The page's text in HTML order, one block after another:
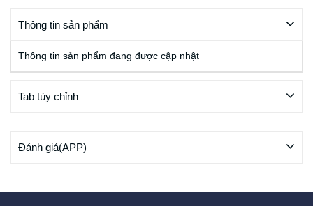
Thông tin sản phẩm
Thông tin sản phẩm đang được cập nhật
Tab tùy chỉnh
Đánh giá(APP)